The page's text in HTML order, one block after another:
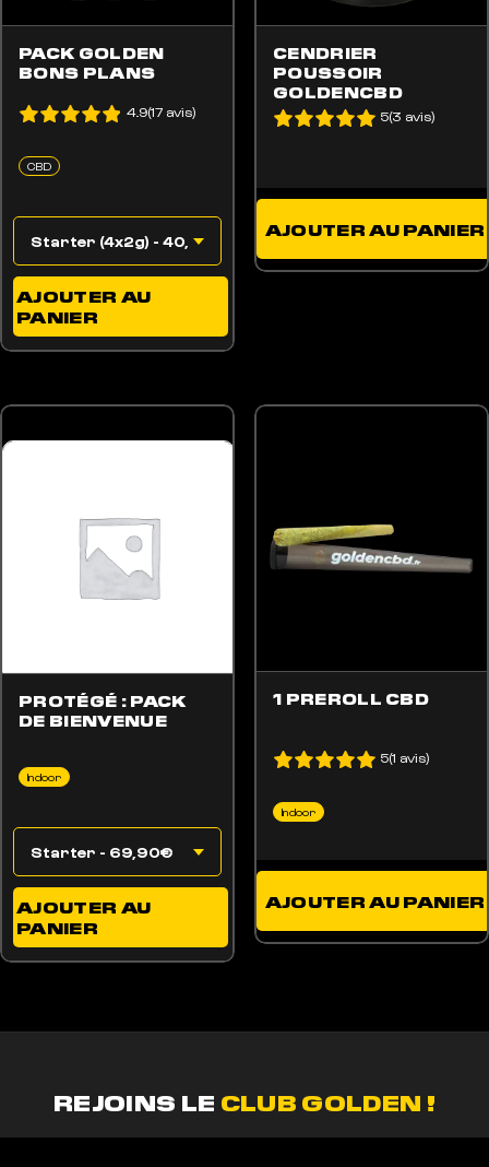
AJOUTER AU
PANIER
PACK GOLDEN
BONS PLANS
CBD
4.9(17 avis)
AJOUTER AU PANIER
CENDRIER
POUSSOIR
GOLDENCBD
5(3 avis)
AJOUTER AU
PANIER
PROTÉGÉ : PACK
DE BIENVENUE
Indoor
AJOUTER AU PANIER
1 PREROLL CBD
Indoor
5(1 avis)
REJOINS LE CLUB GOLDEN !